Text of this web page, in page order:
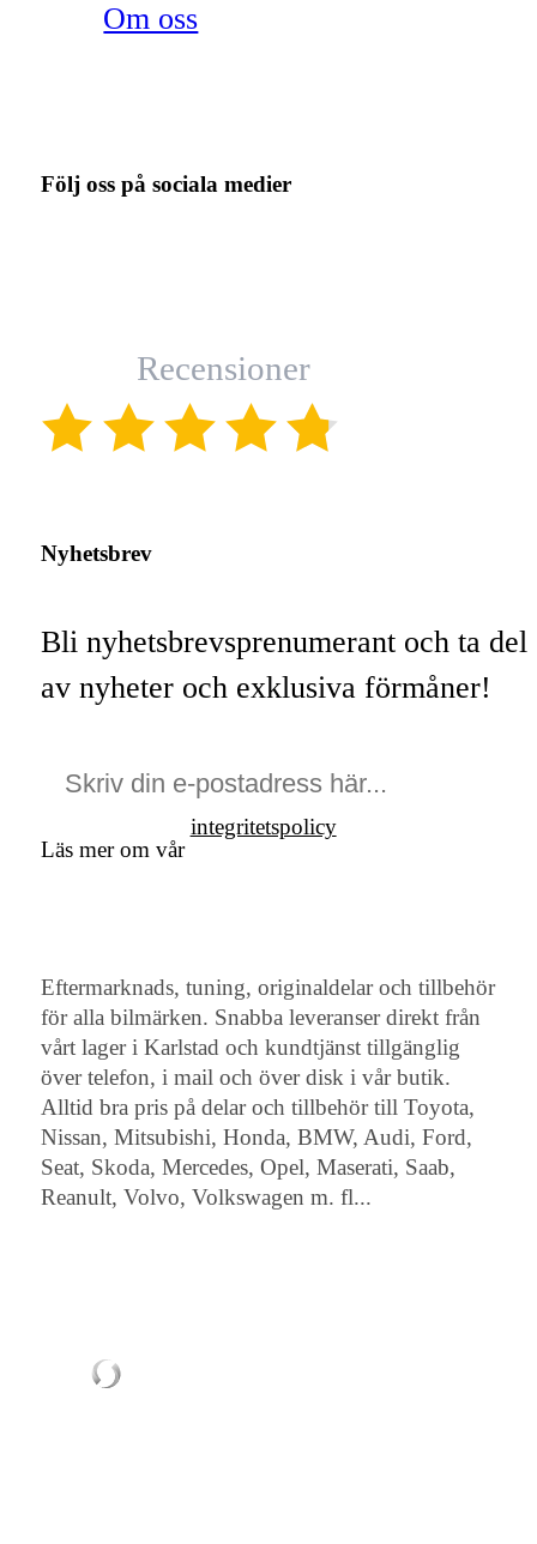
Om oss
Följ oss på sociala medier
Recensioner
Nyhetsbrev
Bli nyhetsbrevsprenumerant och ta del
av nyheter och exklusiva förmåner!
Läs mer om vår
integritetspolicy
Eftermarknads, tuning, originaldelar och tillbehör
för alla bilmärken. Snabba leveranser direkt från
vårt lager i Karlstad och kundtjänst tillgänglig
över telefon, i mail och över disk i vår butik.
Alltid bra pris på delar och tillbehör till Toyota,
Nissan, Mitsubishi, Honda, BMW, Audi, Ford,
Seat, Skoda, Mercedes, Opel, Maserati, Saab,
Reanult, Volvo, Volkswagen m. fl...